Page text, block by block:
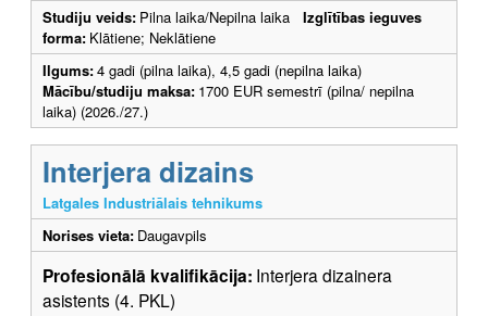
Studiju veids: Pilna laika/Nepilna laika Izglītības ieguves
forma: Klātiene; Neklātiene
Ilgums:4 gadi (pilna laika), 4,5 gadi (nepilna laika)
Mācību/studiju maksa: 1700 EUR semestrī (pilna/ nepilna
laika) (2026./27.)
Interjera dizains
Latgales Industriālais tehnikums
Norises vieta: Daugavpils
Profesionālā kvalifikācija: Interjera dizainera
asistents (4. PKL)